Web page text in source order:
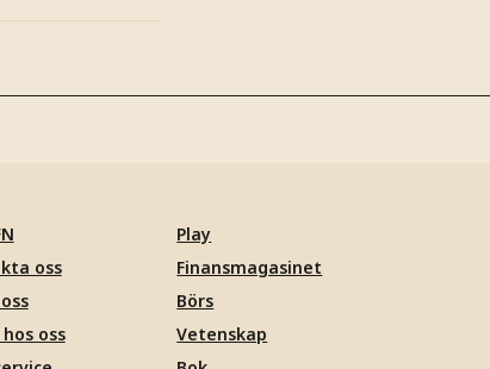
oss
hos oss
Play
Finansmagasinet
Börs
Vetenskap